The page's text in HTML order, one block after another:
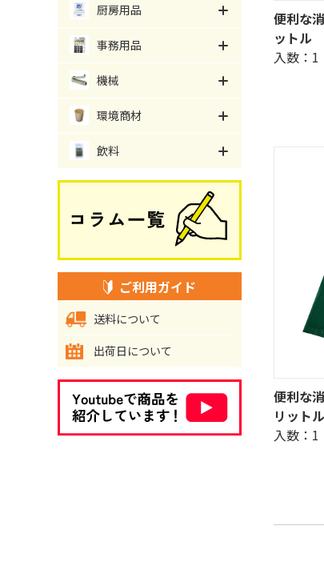
便利な
ットル
入数：1
便利な
リット
入数：1
厨房用品
事務用品
機械
環境商材
飲料
ご利用ガイド
送料について
出荷日について